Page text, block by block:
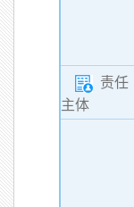
责任
主体